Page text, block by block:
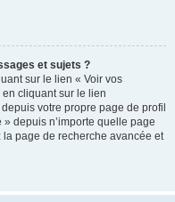
et sujets ?
sur le lien « Voir vos
cliquant sur le lien
votre propre page de profil
depuis n’importe quelle page
page de recherche avancée et